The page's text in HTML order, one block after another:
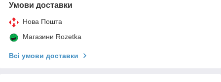
Умови доставки
Нова Пошта
Магазини Rozetka
Всі умови доставки